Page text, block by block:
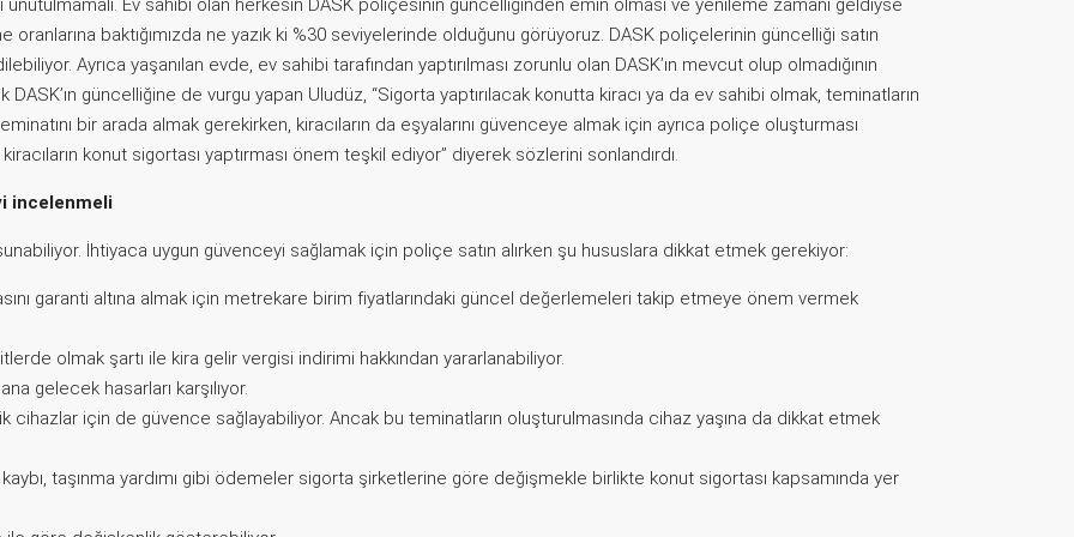
Ev sahibi olan herkesin DASK poliçesinin güncelliğinden emin olması ve yenileme zamanı geldiyse
baktığımızda ne yazık ki %30 seviyelerinde olduğunu görüyoruz. DASK poliçelerinin güncelliği satın
Ayrıca yaşanılan evde, ev sahibi tarafından yaptırılması zorunlu olan DASK’ın mevcut olup olmadığının
güncelliğine de vurgu yapan Uludüz, “Sigorta yaptırılacak konutta kiracı ya da ev sahibi olmak, teminatların
bir arada almak gerekirken, kiracıların da eşyalarını güvenceye almak için ayrıca poliçe oluşturması
konut sigortası yaptırması önem teşkil ediyor” diyerek sözlerini sonlandırdı.
incelenmeli
İhtiyaca uygun güvenceyi sağlamak için poliçe satın alırken şu hususlara dikkat etmek gerekiyor:
garanti altına almak için metrekare birim fiyatlarındaki güncel değerlemeleri takip etmeye önem vermek
olmak şartı ile kira gelir vergisi indirimi hakkından yararlanabiliyor.
gelecek hasarları karşılıyor.
cihazlar için de güvence sağlayabiliyor. Ancak bu teminatların oluşturulmasında cihaz yaşına da dikkat etmek
taşınma yardımı gibi ödemeler sigorta şirketlerine göre değişmekle birlikte konut sigortası kapsamında yer